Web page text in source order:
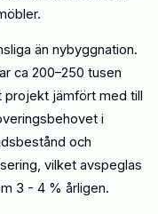
än nybyggnation.
ca 200–250 tusen
projekt jämfört med till
i
och
, vilket avspeglas
3 - 4 % årligen.